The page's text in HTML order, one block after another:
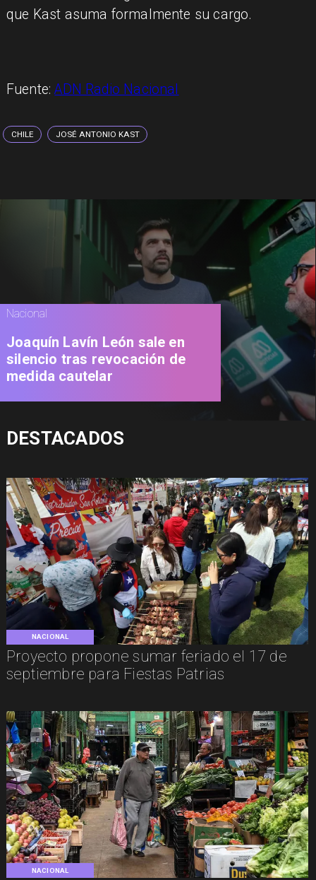
que Kast asuma formalmente su cargo.
Fuente:ADN Radio Nacional
CHILE JOSÉ ANTONIO KAST
NACIONAL
Proyecto propone sumar feriado el 17 de
septiembre para Fiestas Patrias
NACIONAL
Nacional
Joaquín Lavín León sale en
silencio tras revocación de
medida cautelar
DESTACADOS